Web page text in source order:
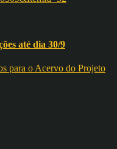
até dia 30/9